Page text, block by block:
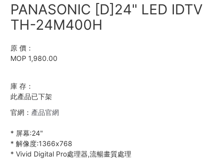
PANASONIC [D]24" LED IDTV
TH-24M400H
原 價：
MOP 1,980.00
庫 存：
此產品已下架
官網： 產品官網
* 屏幕:24"
* 解像度:1366x768
* Vivid Digital Pro處理器,流暢畫質處理